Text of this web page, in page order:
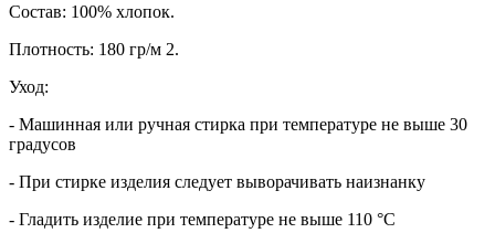
Состав: 100% хлопок.
Плотность: 180 гр/м 2.
Уход:
- Машинная или ручная стирка при температуре не выше 30
градусов
- При стирке изделия следует выворачивать наизнанку
- Гладить изделие при температуре не выше 110 °C